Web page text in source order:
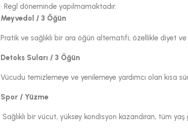
• Regl döneminde yapılmamaktadır.
Meyvedol / 3 Öğün
Pratik ve sağlıklı bir ara öğün alternatifi, özellikle diyet
Detoks Suları / 3 Öğün
Vücudu temizlemeye ve yenilemeye yardımcı olan kısa
Spor / Yüzme
Sağlıklı bir vücut, yüksey kondisyon kazandıran, tüm